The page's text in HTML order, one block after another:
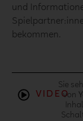
und
bekommen.
VIDEO
Sie
von